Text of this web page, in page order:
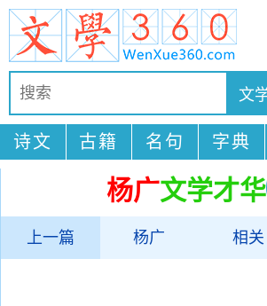
诗文 古籍 名句 字典
杨广文学才华
上一篇 杨广 相关